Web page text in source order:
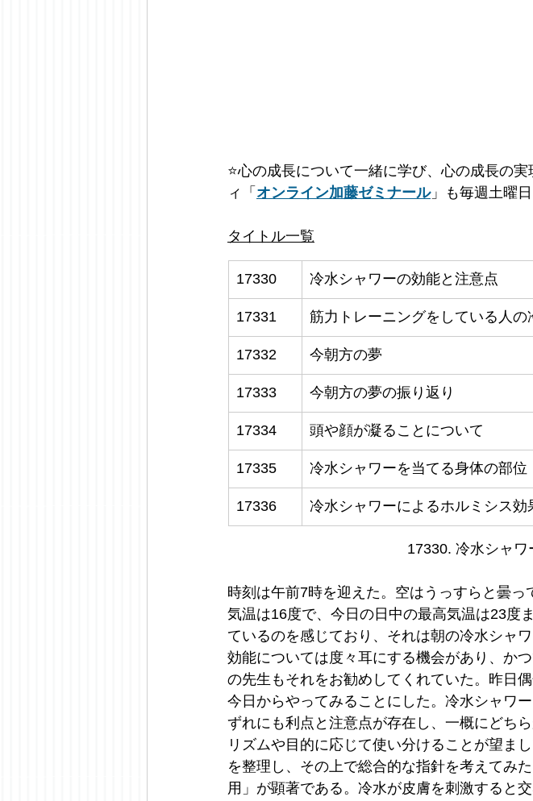
⭐️心の成長について一緒に学び、心の成長の
ィ「 オンライン加藤ゼミナール」も毎週土曜
タイトル一覧
17330 冷水シャワーの効能と注意点
17331 筋力トレーニングをしている人
17332 今朝方の夢
17333 今朝方の夢の振り返り
17334 頭や顔が凝ることについて
17335 冷水シャワーを当てる身体の部位
17336 冷水シャワーによるホルミシス効
17330. 冷水シャ
時刻は午前7時を迎えた。空はうっすらと曇
気温は16度で、今日の日中の最高気温は23度
ているのを感じており、それは朝の冷水シャ
効能については度々耳にする機会があり、か
の先生もそれをお勧めしてくれていた。昨日
今日からやってみることにした。冷水シャワ
ずれにも利点と注意点が存在し、一概にどち
リズムや目的に応じて使い分けることが望ま
を整理し、その上で総合的な指針を考えてみ
用」が顕著である。冷水が皮膚を刺激すると